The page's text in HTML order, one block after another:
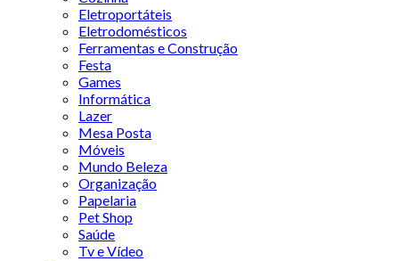
Eletroportáteis
Eletrodomésticos
Ferramentas e Construção
Festa
Games
Informática
Lazer
Mesa Posta
Móveis
Mundo Beleza
Organização
Papelaria
Pet Shop
Saúde
Tv e Vídeo